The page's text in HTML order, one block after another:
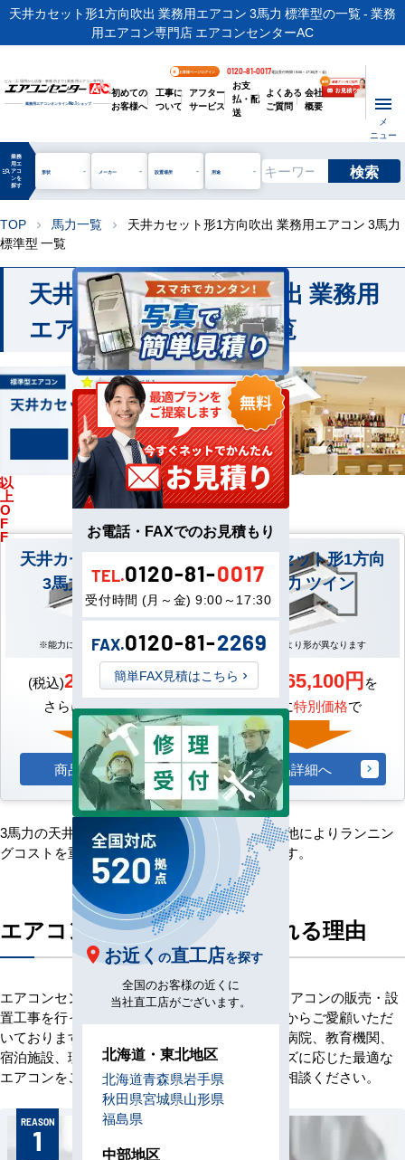
天井カセット形1方向吹出 業務用エアコン 3馬力 標準型の一覧 - 業務
用エアコン専門店 エアコンセンターAC
ビル・工場用から店舗・事務所まで | 業務用エアコン専門店
業務用エアコンオンラインNo.1ショップ
お客様ページログイン 0120-81-0017電話受付時間 / 9:00～17:30(月～金)
初めての
お客様へ
工事に
ついて
アフター
サービス
お支
払・配
送
よくある
ご質問
会社
概要
メ
ニュー
manage_search
業務
用エ
アコ
ンを
探す
形状 メーカー 設置場所 用途 検索
TOP chevron_right 馬力一覧 chevron_right
天井カセット形1方向吹出 業務用エアコン 3馬力
標準型 一覧
天井カセット形1方向吹出 業務用
エアコン 3馬力 標準 一覧
以
上
O
F
F
※能力により形が異なります
天井カセット形1方向
3馬力 シングル
(税込)218,900円を
さらに特別価格で
商品詳細へ
※能力により形が異なります
天井カセット形1方向
3馬力 ツイン
(税込) 265,100円を
さらに特別価格で
商品詳細へ
3馬力の天井カセット形1方向エアコンは、この他によりランニン
グコストを重視した省エネ型タイプがございます。
エアコンセンターACが選ばれる理由
エアコンセンターACは、創業当初より業務用エアコンの販売・設
置工事を行っており、これまでに多くのお客様からご愛顧いただ
いております。オフィス、店舗、ビル、工場、病院、教育機関、
宿泊施設、理美容室など、お客様の業域やニーズに応じた最適な
エアコンをご提案いたします。ぜひお気軽にご相談ください。
REASON
1
お電話・FAXでのお見積もり
TEL.0120-81-0017
受付時間 (月～金) 9:00～17:30
FAX.0120-81-2269
簡単FAX見積はこちら
お近く の直工店を探す
全国のお客様の近くに
当社直工店がございます。
北海道・東北地区
北海道青森県岩手県
秋田県宮城県山形県
福島県
中部地区